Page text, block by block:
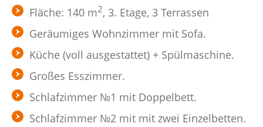
Fläche: 140 m2, 3. Etage, 3 Terrassen
Geräumiges Wohnzimmer mit Sofa.
Küche (voll ausgestattet) + Spülmaschine.
Großes Esszimmer.
Schlafzimmer №1 mit Doppelbett.
Schlafzimmer №2 mit mit zwei Einzelbetten.